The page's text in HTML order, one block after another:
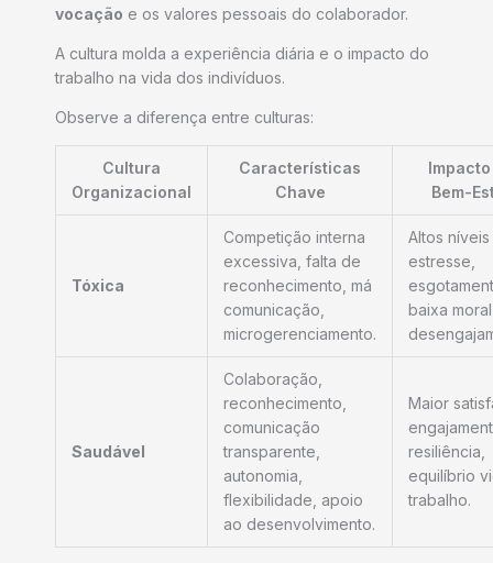
vocação e os valores pessoais do colaborador.
A cultura molda a experiência diária e o impacto do
trabalho na vida dos indivíduos.
Observe a diferença entre culturas:
Cultura
Organizacional
Características
Chave
Bem-
Tóxica
Competição interna
excessiva, falta de
reconhecimento, má
comunicação,
microgerenciamento.
Altos
estresse,
baixa
Saudável
Colaboração,
reconhecimento,
comunicação
transparente,
autonomia,
flexibilidade, apoio
ao desenvolvimento.
Maior
resiliência,
equilíbrio
trabalho.